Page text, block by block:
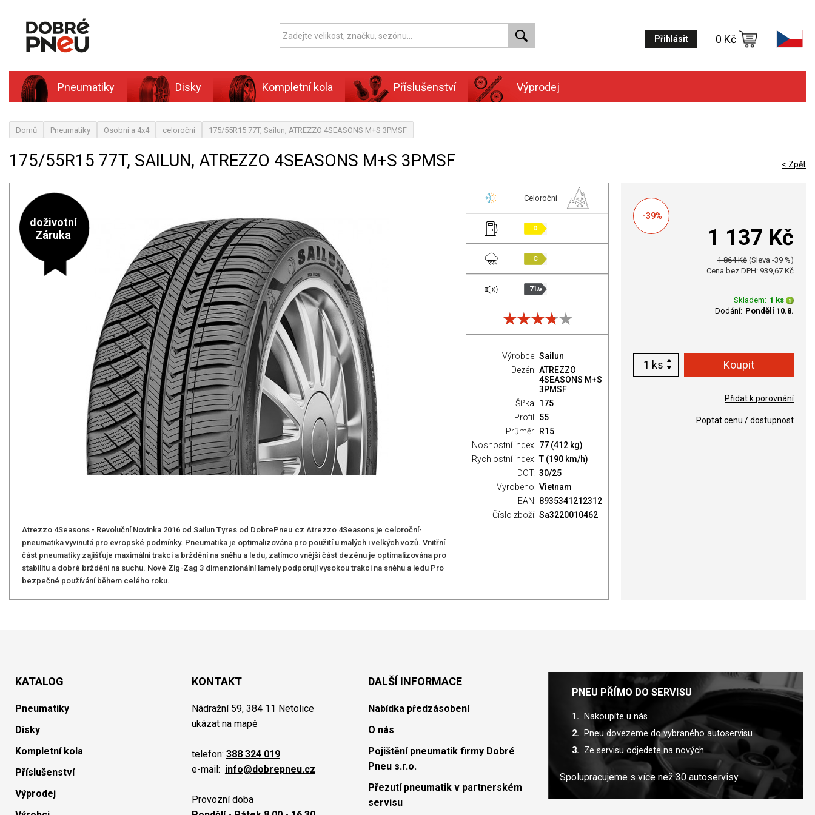
Přihlásit 0 Kč
Pneumatiky Disky Kompletní kola Příslušenství Výprodej
Domů Pneumatiky Osobní a 4x4 celoroční 175/55R15 77T, Sailun, ATREZZO 4SEASONS M+S 3PMSF
175/55R15 77T, SAILUN, ATREZZO 4SEASONS M+S 3PMSF < Zpět
doživotní
Záruka
Atrezzo 4Seasons - Revoluční­ Novinka 2016 od Sailun Tyres od DobrePneu.cz Atrezzo 4Seasons je celoroční­
pneumatika vyvinutá pro evropské podmínky. Pneumatika je optimalizována pro použití u malých i velkých vozů. Vnitřní
část pneumatiky zajišťuje maximální trakci a brždění na sněhu a ledu, zatímco vnější část dezénu je optimalizována pro
stabilitu a dobré brždění na suchu. Nové Zig-Zag 3 dimenzionální lamely podporují vysokou trakci na sněhu a ledu Pro
bezpečné používání během celého roku.
Celoroční
D
C
71dB
Výrobce: Sailun
Dezén: ATREZZO
4SEASONS M+S
3PMSF
Šířka: 175
Profil: 55
Průměr: R15
Nosnostní index: 77 (412 kg)
Rychlostní index: T (190 km/h)
DOT: 30/25
Vyrobeno: Vietnam
EAN: 8935341212312
Číslo zboží: Sa3220010462
-39%
1 137 Kč
1 864 Kč (Sleva -39 %)
Cena bez DPH: 939,67 Kč
Skladem: 1 ks
Dodání: Pondělí 10.8.
ks
Přidat k porovnání
Poptat cenu / dostupnost
KATALOG
Pneumatiky
Disky
Kompletní kola
Příslušenství
Výprodej
KONTAKT
Nádražní 59, 384 11 Netolice
ukázat na mapě
telefon: 388 324 019
e-mail: info@dobrepneu.cz
Provozní doba
DALŠÍ INFORMACE
Nabídka předzásobení
O nás
Pojištění pneumatik firmy Dobré
Pneu s.r.o.
Přezutí pneumatik v partnerském
servisu
PNEU PŘÍMO DO SERVISU
Nakoupíte u nás
Pneu dovezeme do vybraného autoservisu
Ze servisu odjedete na nových
Spolupracujeme s více než 30 autoservisy